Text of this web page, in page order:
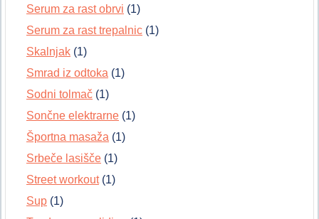
Serum za rast obrvi (1)
Serum za rast trepalnic (1)
Skalnjak (1)
Smrad iz odtoka (1)
Sodni tolmač (1)
Sončne elektrarne (1)
Športna masaža (1)
Srbeče lasišče (1)
Street workout(1)
Sup (1)